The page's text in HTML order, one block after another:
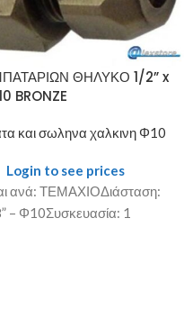
ΘΗΛΥΚΟ 1/2” x
BRONZE
και σωληνα χαλκινη Φ10
Login to see prices
ανά: ΤΕΜΑΧΙΟΔιάσταση:
– Φ10Συσκευασία: 1